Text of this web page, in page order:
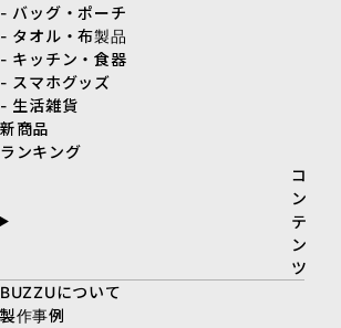
- バッグ・ポーチ
- タオル・布製品
- キッチン・食器
- スマホグッズ
- 生活雑貨
新商品
ランキング
コ
ン
テ
ン
ツ
BUZZUについて
製作事例